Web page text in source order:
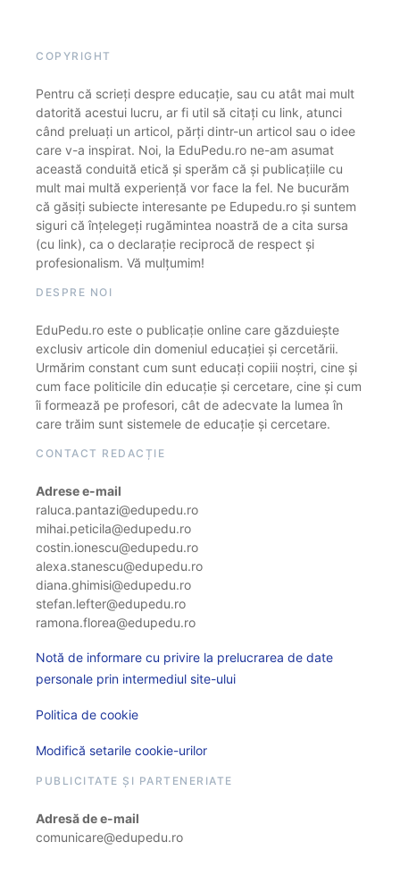
COPYRIGHT
Pentru că scrieți despre educație, sau cu atât mai mult
datorită acestui lucru, ar fi util să citați cu link, atunci
când preluați un articol, părți dintr-un articol sau o idee
care v-a inspirat. Noi, la EduPedu.ro ne-am asumat
această conduită etică și sperăm că și publicațiile cu
mult mai multă experiență vor face la fel. Ne bucurăm
că găsiți subiecte interesante pe Edupedu.ro și suntem
siguri că înțelegeți rugămintea noastră de a cita sursa
(cu link), ca o declarație reciprocă de respect și
profesionalism. Vă mulțumim!
DESPRE NOI
EduPedu.ro este o publicație online care găzduiește
exclusiv articole din domeniul educației și cercetării.
Urmărim constant cum sunt educați copiii noștri, cine și
cum face politicile din educație și cercetare, cine și cum
îi formează pe profesori, cât de adecvate la lumea în
care trăim sunt sistemele de educație și cercetare.
CONTACT REDACȚIE
Adrese e-mail
raluca.pantazi@edupedu.ro
mihai.peticila@edupedu.ro
costin.ionescu@edupedu.ro
alexa.stanescu@edupedu.ro
diana.ghimisi@edupedu.ro
stefan.lefter@edupedu.ro
ramona.florea@edupedu.ro
Notă de informare cu privire la prelucrarea de date
personale prin intermediul site-ului
Politica de cookie
Modifică setarile cookie-urilor
PUBLICITATE ȘI PARTENERIATE
Adresă de e-mail
comunicare@edupedu.ro